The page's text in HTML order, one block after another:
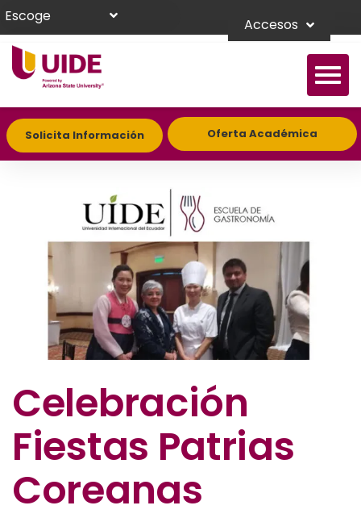
Escoge Accesos
Solicita Información Oferta Académica
Celebración
Fiestas Patrias
Coreanas